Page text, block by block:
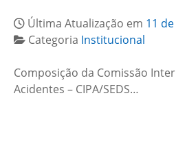
Última Atualização em 11
Categoria Institucional
Composição da Comissão
Acidentes – CIPA/SEDS…